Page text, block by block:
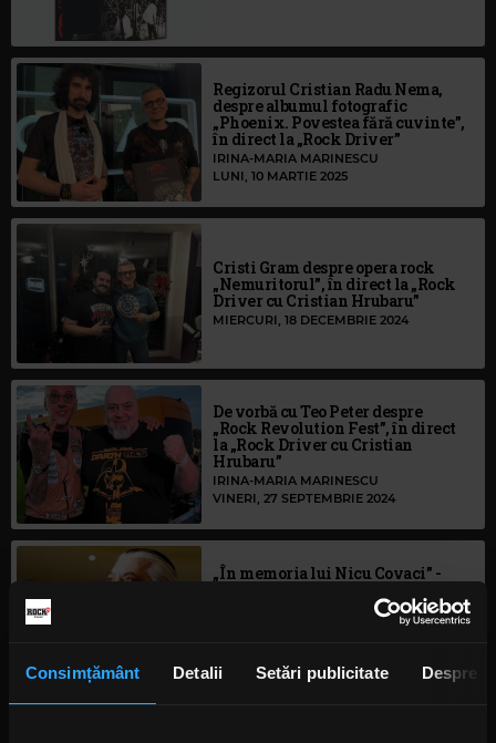
Consimțământ Detalii Setări publicitate Despre
Regizorul Cristian Radu Nema,
despre albumul fotografic
„Phoenix. Povestea fără cuvinte”,
în direct la „Rock Driver”
IRINA-MARIA MARINESCU
LUNI, 10 MARTIE 2025
Cristi Gram despre opera rock
„Nemuritorul”, în direct la „Rock
Driver cu Cristian Hrubaru”
MIERCURI, 18 DECEMBRIE 2024
De vorbă cu Teo Peter despre
„Rock Revolution Fest”, în direct
la „Rock Driver cu Cristian
Hrubaru”
IRINA-MARIA MARINESCU
VINERI, 27 SEPTEMBRIE 2024
„În memoria lui Nicu Covaci” -
Weekend” - și informații legate
de înmormântarea legendei rock